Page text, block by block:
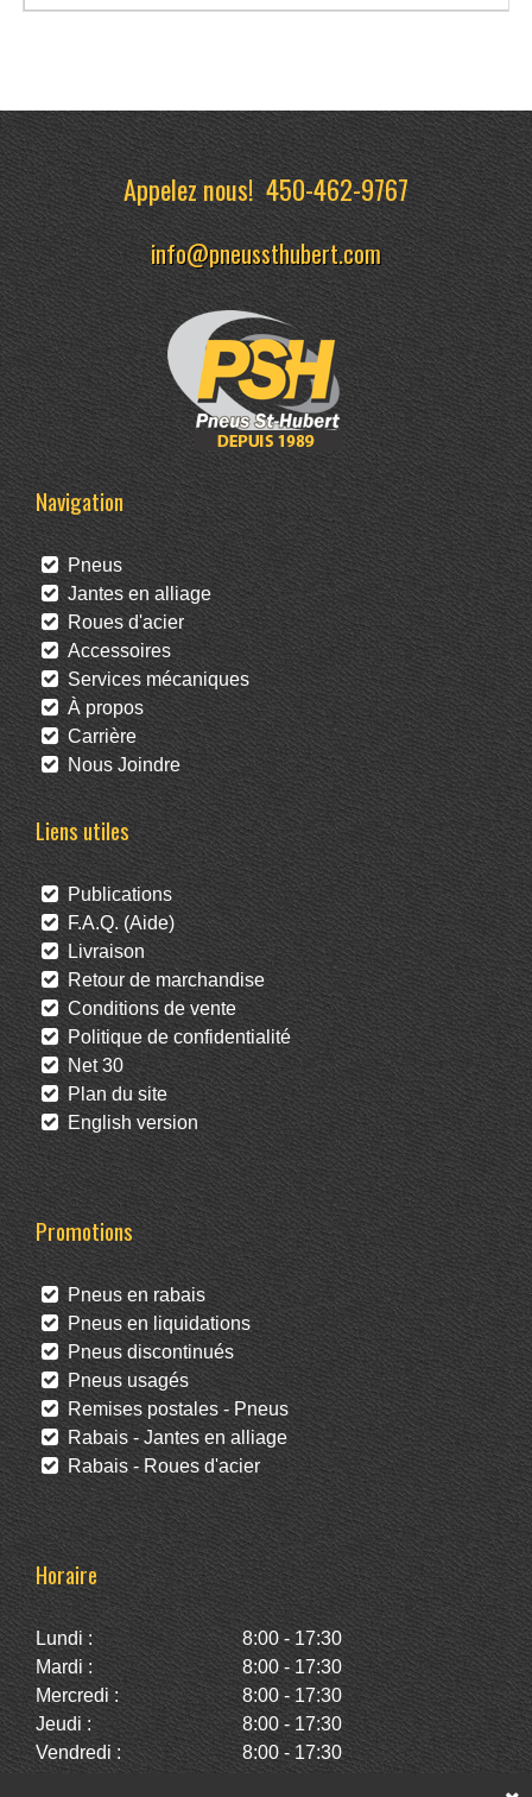
Appelez nous!450-462-9767
info@pneussthubert.com
Navigation
Pneus
Jantes en alliage
Roues d'acier
Accessoires
Services mécaniques
À propos
Carrière
Nous Joindre
Liens utiles
Publications
F.A.Q. (Aide)
Livraison
Retour de marchandise
Conditions de vente
Politique de confidentialité
Net 30
Plan du site
English version
Promotions
Pneus en rabais
Pneus en liquidations
Pneus discontinués
Pneus usagés
Remises postales - Pneus
Rabais - Jantes en alliage
Rabais - Roues d'acier
Horaire
Lundi :
8:00 - 17:30
Mardi :
8:00 - 17:30
Mercredi :
8:00 - 17:30
Jeudi :
8:00 - 17:30
Vendredi :
8:00 - 17:30